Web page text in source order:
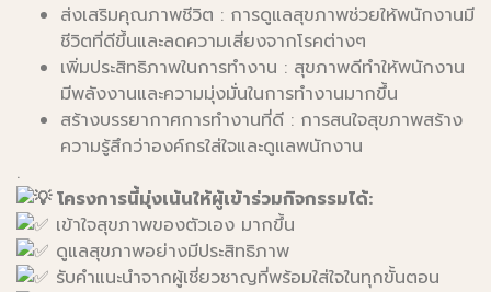
ส่งเสริมคุณภาพชีวิต : การดูแลสุขภาพช่วยให้พนักงานมี
ชีวิตที่ดีขึ้นและลดความเสี่ยงจากโรคต่างๆ
เพิ่มประสิทธิภาพในการทำงาน : สุขภาพดีทำให้พนักงาน
มีพลังงานและความมุ่งมั่นในการทำงานมากขึ้น
สร้างบรรยากาศการทำงานที่ดี : การสนใจสุขภาพสร้าง
ความรู้สึกว่าองค์กรใส่ใจและดูแลพนักงาน
.
โครงการนี้มุ่งเน้นให้ผู้เข้าร่วมกิจกรรมได้:
เข้าใจสุขภาพของตัวเอง มากขึ้น
ดูแลสุขภาพอย่างมีประสิทธิภาพ
รับคำแนะนำจากผู้เชี่ยวชาญที่พร้อมใส่ใจในทุกขั้นตอน